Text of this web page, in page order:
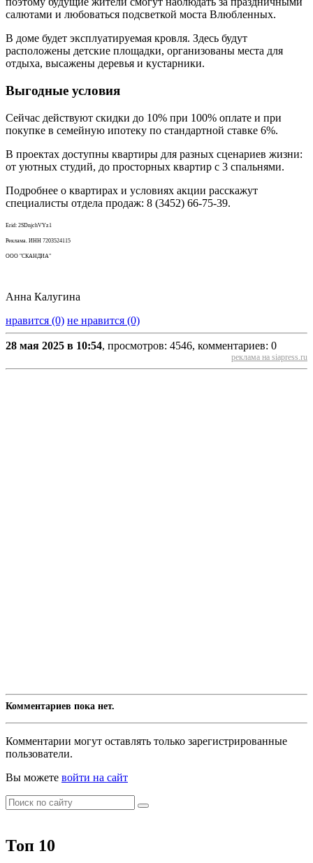
салютами и любоваться подсветкой моста Влюбленных.
В доме будет эксплуатируемая кровля. Здесь будут
расположены детские площадки, организованы места для
отдыха, высажены деревья и кустарники.
Выгодные условия
Сейчас действуют скидки до 10% при 100% оплате и при
покупке в семейную ипотеку по стандартной ставке 6%.
В проектах доступны квартиры для разных сценариев жизни:
от уютных студий, до просторных квартир с 3 спальнями.
Подробнее о квартирах и условиях акции расскажут
специалисты отдела продаж: 8 (3452) 66-75-39.
Erid: 2SDnjchVYz1
Реклама. ИНН 7203524115
ООО "СКАНДИА"
Анна Калугина
нравится (0) не нравится (0)
28 мая 2025 в 10:54, просмотров: 4546, комментариев: 0
реклама на siapress.ru
Комментариев пока нет.
Комментарии могут оставлять только зарегистрированные
пользователи.
Вы можете войти на сайт
Топ 10